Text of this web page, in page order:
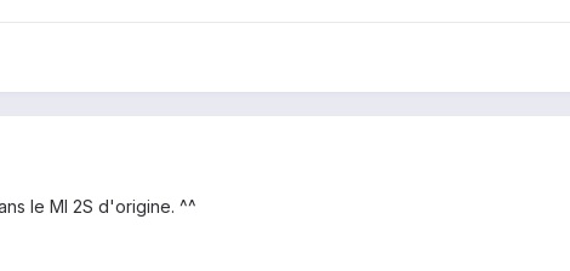
le MI 2S d'origine. ^^